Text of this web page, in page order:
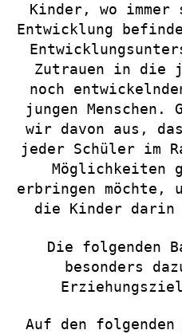
Kinder, wo
Entwicklung
Zutrauen in die
noch
jungen
wir davon aus,
jeder Schüler im
Möglichkeiten
erbringen möchte,
die Kinder darin
Die folgenden
besonders
Auf den